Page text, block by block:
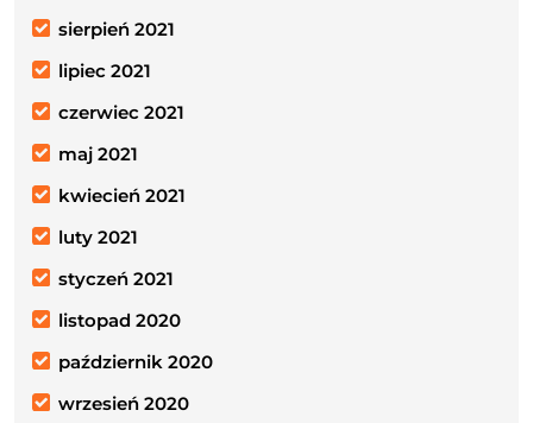
sierpień 2021
lipiec 2021
czerwiec 2021
maj 2021
kwiecień 2021
luty 2021
styczeń 2021
listopad 2020
październik 2020
wrzesień 2020